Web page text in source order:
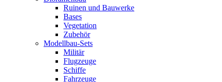
Ruinen und Bauwerke
Bases
Vegetation
Zubehör
Modellbau-Sets
Militär
Flugzeuge
Schiffe
Fahrzeuge